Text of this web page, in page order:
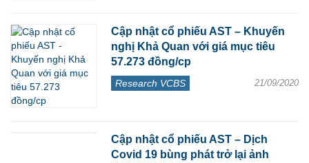
Cập nhật cổ phiếu AST – Khuyến
nghị Khả Quan với giá mục tiêu
57.273 đồng/cp
Research VCBS 21/09/2020
Cập nhật cổ phiếu AST – Dịch
Covid 19 bùng phát trở lại ảnh